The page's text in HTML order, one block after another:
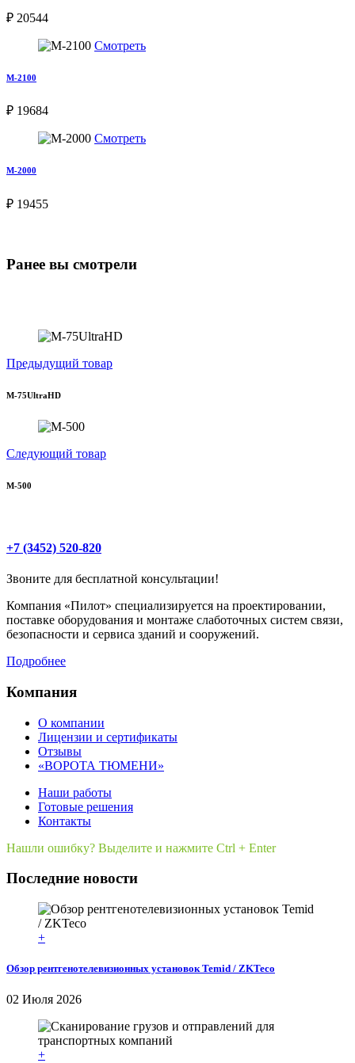
₽ 20544
Смотреть
М-2100
₽ 19684
Смотреть
М-2000
₽ 19455
Ранее вы смотрели
Предыдущий товар
М-75UltraHD
Следующий товар
M-500
+7 (3452) 520-820
Звоните для бесплатной консультации!
Компания «Пилот» специализируется на проектировании,
поставке оборудования и монтаже слаботочных систем связи,
безопасности и сервиса зданий и сооружений.
Подробнее
Компания
О компании
Лицензии и сертификаты
Отзывы
«ВОРОТА ТЮМЕНИ»
Наши работы
Готовые решения
Контакты
Нашли ошибку? Выделите и нажмите Ctrl + Enter
Последние новости
+
Обзор рентгенотелевизионных установок Temid / ZKTeco
02 Июля 2026
+